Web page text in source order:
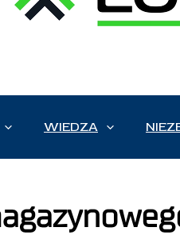
WIEDZA